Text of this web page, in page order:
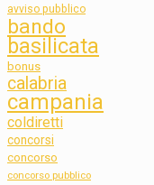
avviso pubblico
bando
basilicata
bonus
calabria
campania
coldiretti
concorsi
concorso
concorso pubblico